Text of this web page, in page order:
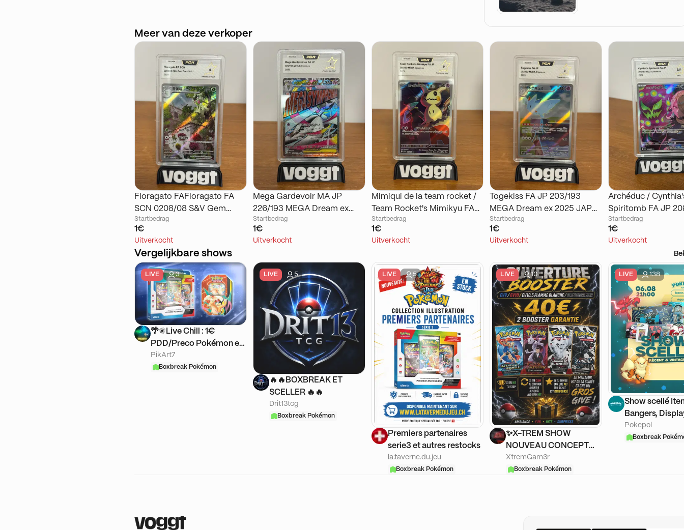
Meer van deze verkoper
Floragato FAFloragato FA
SCN 0208/08 S&V Gem
Pack Vol.1 2025
Startbedrag
1€
Uitverkocht
Mega Gardevoir MA JP
226/193 MEGA Dream ex
2025 JAP PCA9
Startbedrag
1€
Uitverkocht
Mimiqui de la team rocket /
Team Rocket's Mimikyu FA
JP 205/193 MEGA Dream ex
2025 PCA9
Startbedrag
1€
Uitverkocht
Togekiss FA JP 203/193
MEGA Dream ex 2025 JAP
PCA9
Startbedrag
1€
Uitverkocht
Archéduc /
Spiritomb FA JP
MEGA Dream ex
PCA9.5
Startbedrag
1€
Uitverkocht
Vergelijkbare shows
LIVE 3
🌴☀️Live Chill : 1€
PDD/Preco Pokémon et
BoxBreak☀️🌴
PikArt7
Boxbreak Pokémon
LIVE 5
🔥🔥BOXBREAK ET
SCELLER 🔥🔥
Drit13tcg
Boxbreak Pokémon
LIVE 5
Premiers partenaires
serie3 et autres restocks
la.taverne.du.jeu
Boxbreak Pokémon
LIVE 10
✨X-TREM SHOW
NOUVEAU CONCEPT
BOXBREAK A GOGO✨
XtremGam3r
Boxbreak Pokémon
LIVE 138
Show scellé
Bangers,
cases en folie
Pokepol
Boxbreak